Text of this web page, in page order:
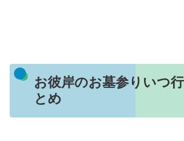
お彼岸のお墓参りいつ
とめ